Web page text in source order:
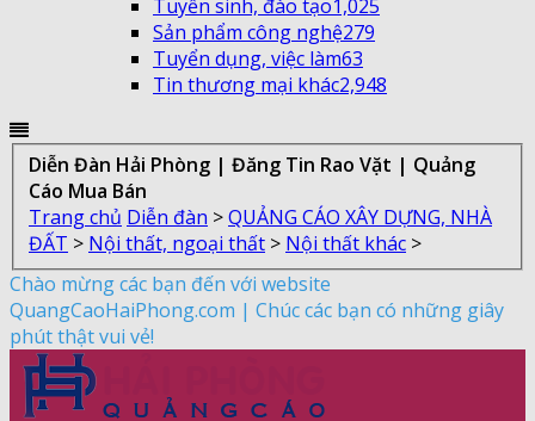
Tuyển sinh, đào tạo1,025
Sản phẩm công nghệ279
Tuyển dụng, việc làm63
Tin thương mại khác2,948
Diễn Đàn Hải Phòng | Đăng Tin Rao Vặt | Quảng
Cáo Mua Bán
Trang chủ Diễn đàn >QUẢNG CÁO XÂY DỰNG, NHÀ
ĐẤT > Nội thất, ngoại thất > Nội thất khác >
Chào mừng các bạn đến với website
QuangCaoHaiPhong.com | Chúc các bạn có những giây
phút thật vui vẻ!